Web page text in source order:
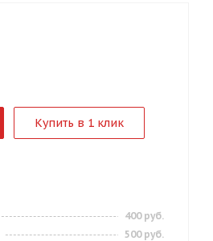
Купить в 1 клик
400 руб.
500 руб.